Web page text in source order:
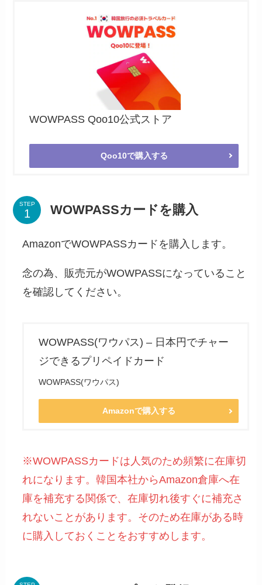
WOWPASS Qoo10公式ストア
Qoo10で購入する
STEP WOWPASSカードを購入
AmazonでWOWPASSカードを購入します。
念の為、販売元がWOWPASSになっていること
を確認してください。
WOWPASS(ワウパス) – 日本円でチャー
ジできるプリペイドカード
WOWPASS(ワウパス)
Amazonで購入する
※WOWPASSカードは人気のため頻繁に在庫切
れになります。韓国本社からAmazon倉庫へ在
庫を補充する関係で、在庫切れ後すぐに補充さ
れないことがあります。そのため在庫がある時
に購入しておくことをおすすめします。